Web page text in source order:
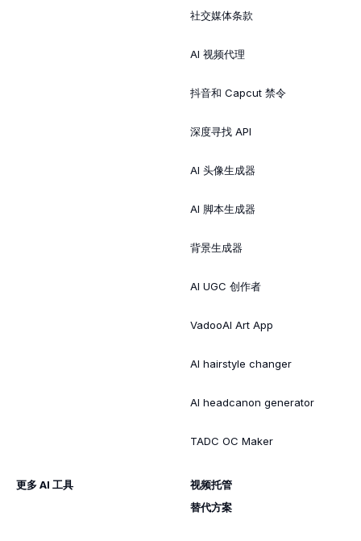
社交媒体条款
AI 视频代理
抖音和 Capcut 禁令
深度寻找 API
AI 头像生成器
AI 脚本生成器
背景生成器
AI UGC 创作者
VadooAI Art App
AI hairstyle changer
AI headcanon generator
TADC OC Maker
更多 AI 工具
视频托管
替代方案